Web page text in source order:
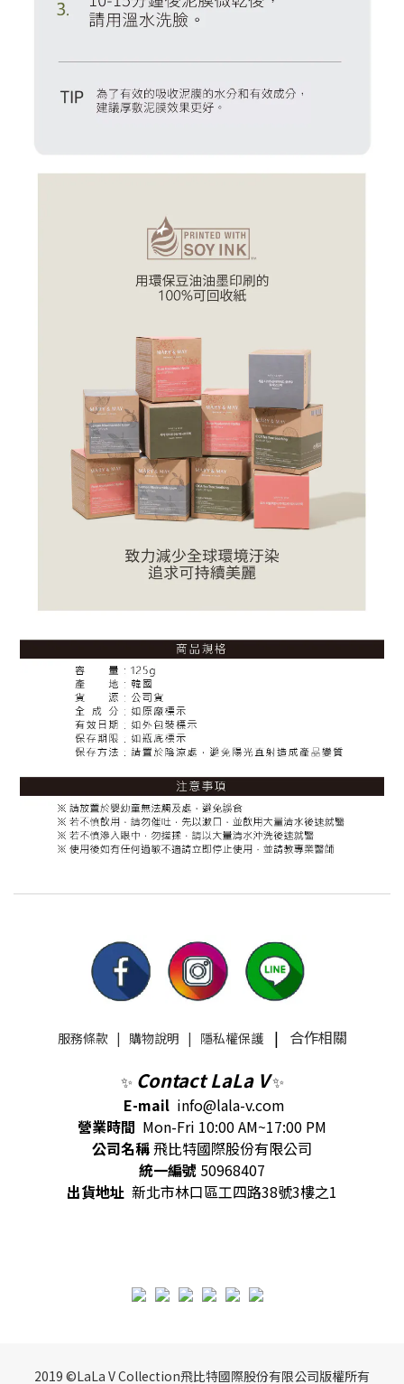
服務條款| 購物說明 | 隱私權保護| 合作相關
✨ Contact LaLa V✨
E-mail info@lala-v.com
營業時間 Mon-Fri 10:00 AM~17:00 PM
公司名稱飛比特國際股份有限公司
統一編號 50968407
出貨地址 新北市林口區工四路38號3樓之1
2019 ©LaLa V Collection飛比特國際股份有限公司版權所有